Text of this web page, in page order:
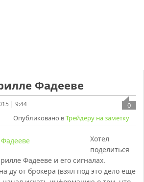
Фадееве
| 9:44
0
Опубликовано вТрейдеру на заметку
Хотел
поделиться
Фадееве и его сигналах.
ду от брокера (взял под это дело еще